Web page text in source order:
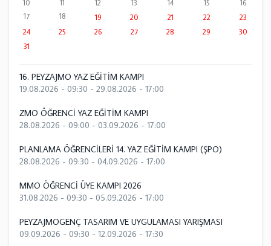
10
11 12 13 14 15
16
17
18 19 20 21 22
23
24
25 26 27 28 29
30
31
16. PEYZAJMO YAZ EĞİTİM KAMPI
19.08.2026 - 09:30 - 29.08.2026 - 17:00
ZMO ÖĞRENCİ YAZ EĞİTİM KAMPI
28.08.2026 - 09:00 - 03.09.2026 - 17:00
PLANLAMA ÖĞRENCİLERİ 14. YAZ EĞİTİM KAMPI (ŞPO)
28.08.2026 - 09:30 - 04.09.2026 - 17:00
MMO ÖĞRENCİ ÜYE KAMPI 2026
31.08.2026 - 09:30 - 05.09.2026 - 17:00
PEYZAJMOGENÇ TASARIM VE UYGULAMASI YARIŞMASI
09.09.2026 - 09:30 - 12.09.2026 - 17:30